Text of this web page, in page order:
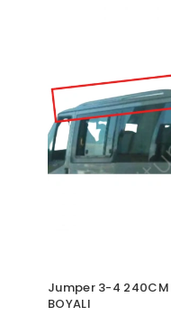
Jumper 3-4 240CM
BOYALI